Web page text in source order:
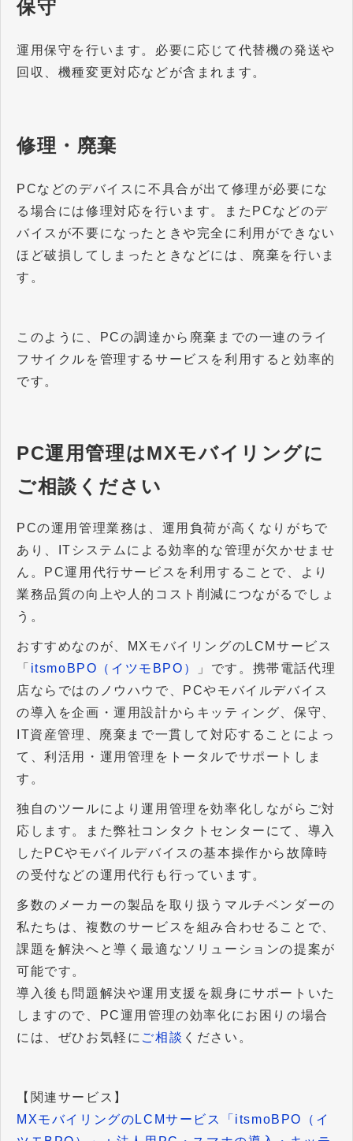
保守
運用保守を行います。必要に応じて代替機の発送や
回収、機種変更対応などが含まれます。
修理・廃棄
PCなどのデバイスに不具合が出て修理が必要にな
る場合には修理対応を行います。またPCなどのデ
バイスが不要になったときや完全に利用ができない
ほど破損してしまったときなどには、廃棄を行いま
す。
このように、PCの調達から廃棄までの一連のライ
フサイクルを管理するサービスを利用すると効率的
です。
PC運用管理はMXモバイリングに
ご相談ください
PCの運用管理業務は、運用負荷が高くなりがちで
あり、ITシステムによる効率的な管理が欠かせませ
ん。PC運用代行サービスを利用することで、より
業務品質の向上や人的コスト削減につながるでしょ
う。
おすすめなのが、MXモバイリングのLCMサービス
「 itsmoBPO（イツモBPO）
」です。携帯電話代理
店ならではのノウハウで、PCやモバイルデバイス
の導入を企画・運用設計からキッティング、保守、
IT資産管理、廃棄まで一貫して対応することによっ
て、利活用・運用管理をトータルでサポートしま
す。
独自のツールにより運用管理を効率化しながらご対
応します。また弊社コンタクトセンターにて、導入
したPCやモバイルデバイスの基本操作から故障時
の受付などの運用代行も行っています。
多数のメーカーの製品を取り扱うマルチベンダーの
私たちは、複数のサービスを組み合わせることで、
課題を解決へと導く最適なソリューションの提案が
可能です。
導入後も問題解決や運用支援を親身にサポートいた
しますので、PC運用管理の効率化にお困りの場合
には、ぜひお気軽に ご相談 ください。
【関連サービス】
MXモバイリングのLCMサービス「itsmoBPO（イ